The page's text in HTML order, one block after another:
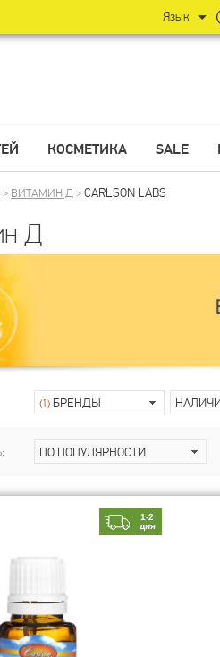
КОСМЕТИКА SALE
> ВИТАМИН Д>CARLSON LABS
Д
(1) БРЕНДЫ
ПО ПОПУЛЯРНОСТИ
1-2
дня
Язык